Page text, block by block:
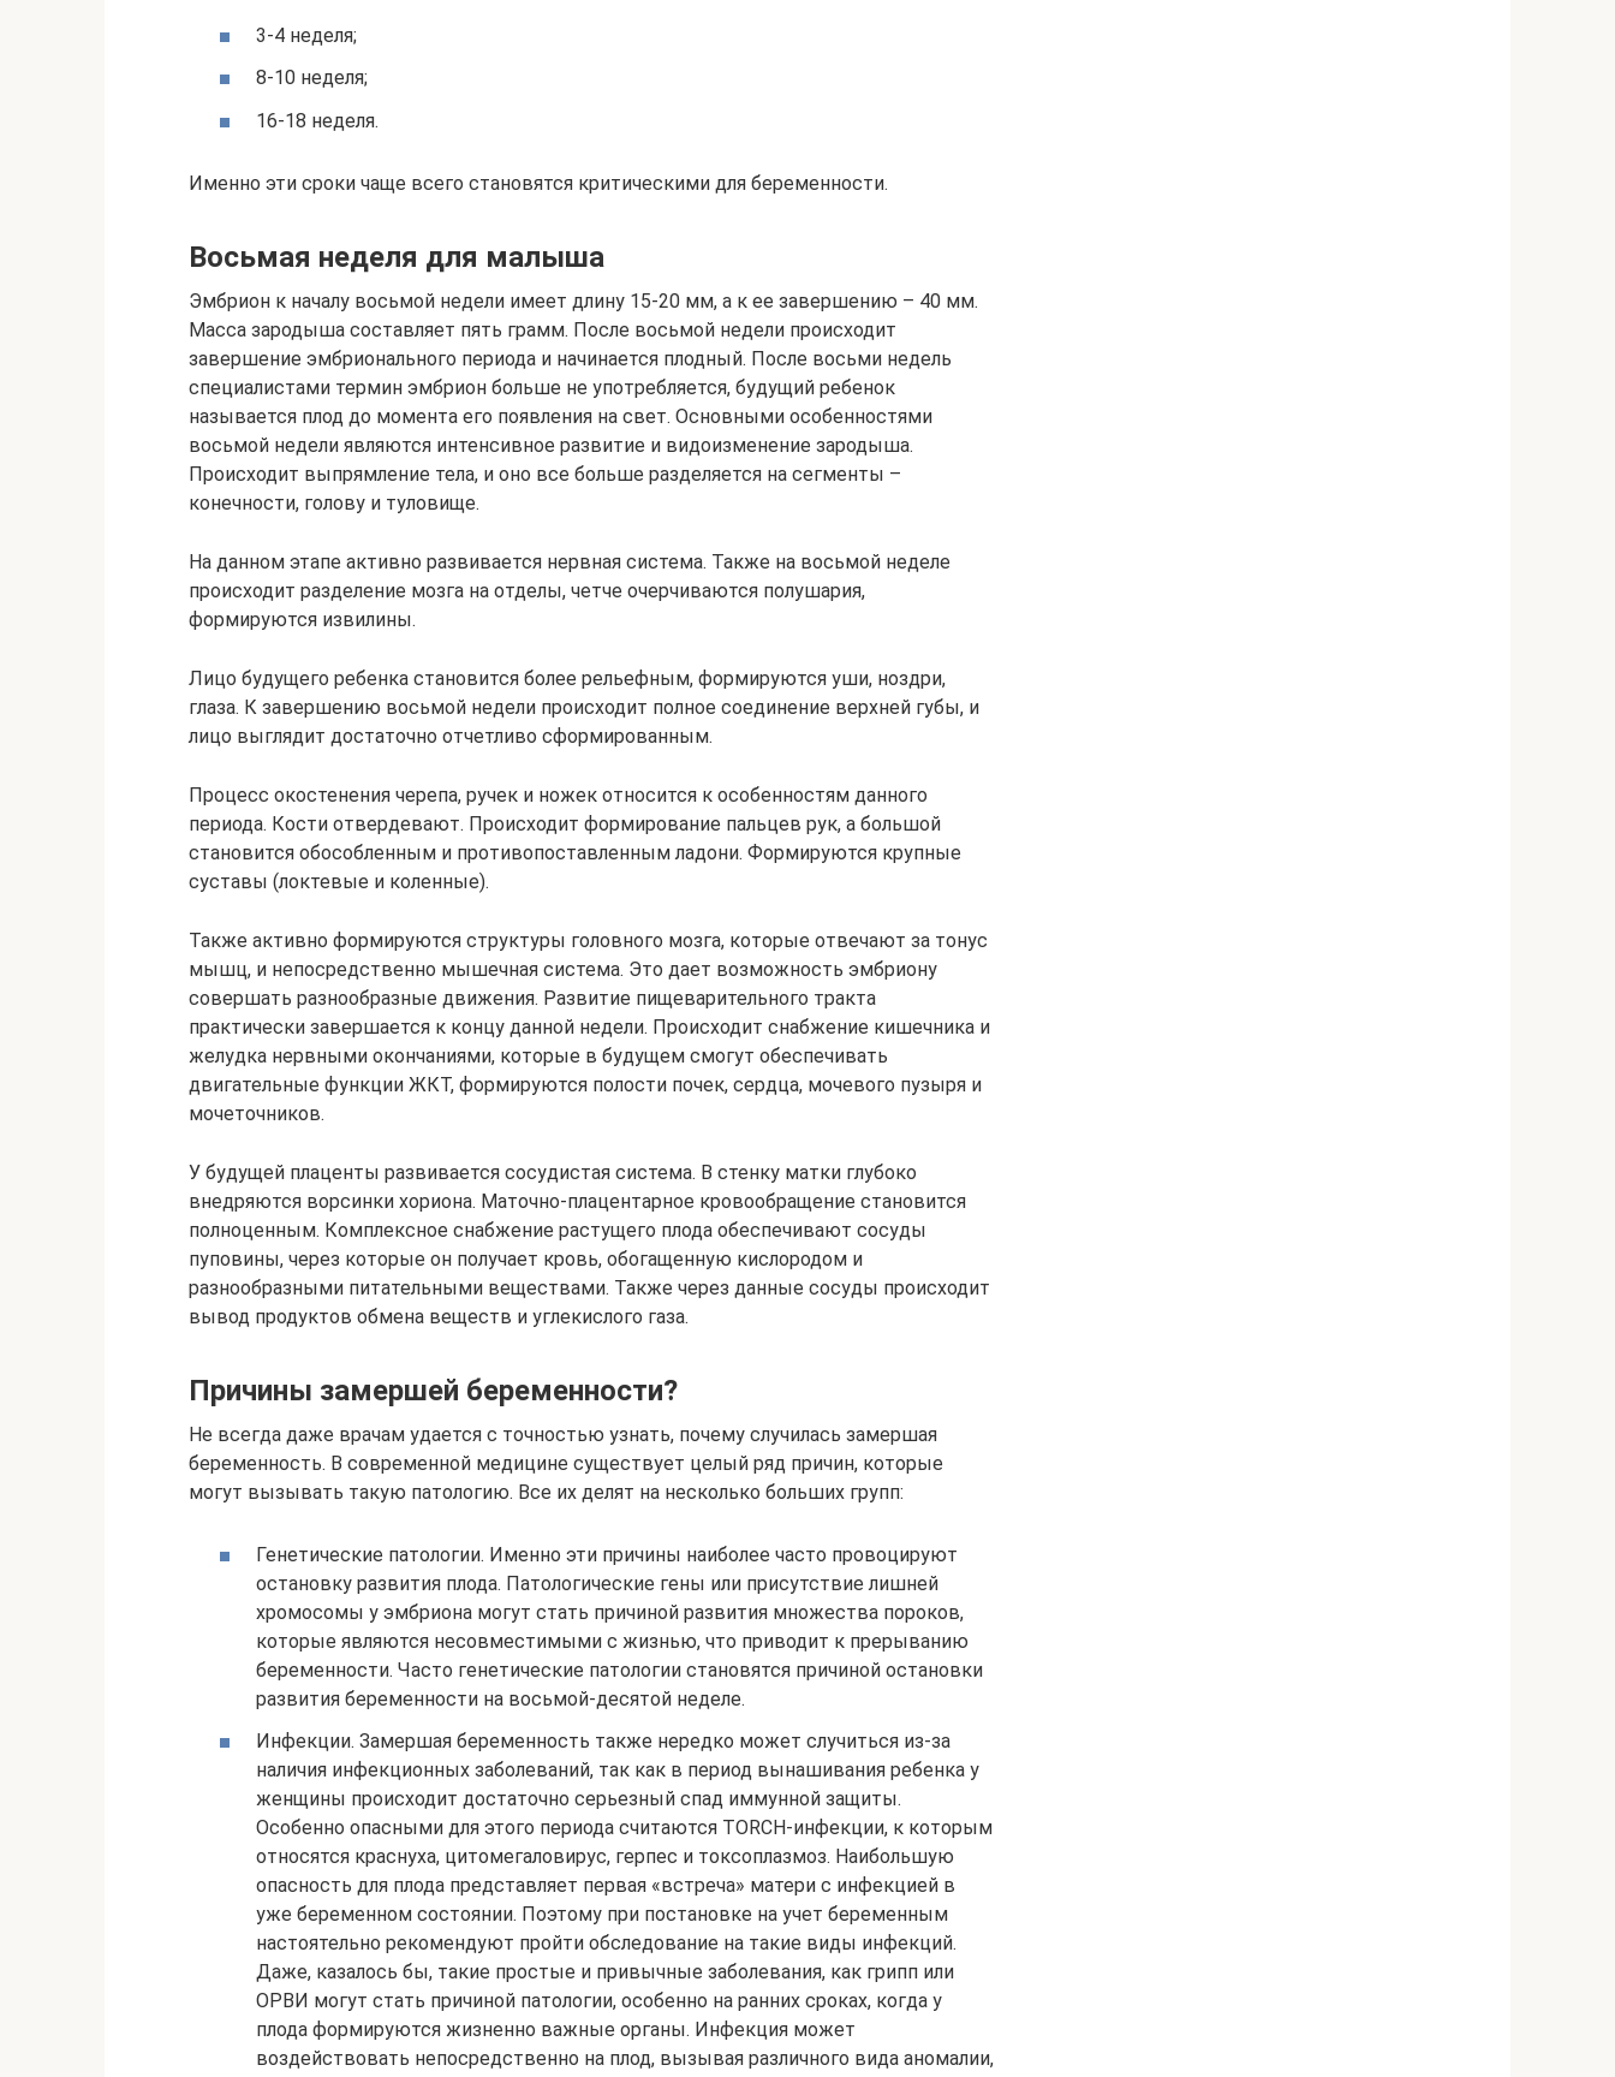
3-4 неделя;
8-10 неделя;
16-18 неделя.
Именно эти сроки чаще всего становятся критическими для беременности.
Восьмая неделя для малыша
Эмбрион к началу восьмой недели имеет длину 15-20 мм, а к ее завершению – 40 мм.
Масса зародыша составляет пять грамм. После восьмой недели происходит
завершение эмбрионального периода и начинается плодный. После восьми недель
специалистами термин эмбрион больше не употребляется, будущий ребенок
называется плод до момента его появления на свет. Основными особенностями
восьмой недели являются интенсивное развитие и видоизменение зародыша.
Происходит выпрямление тела, и оно все больше разделяется на сегменты –
конечности, голову и туловище.
На данном этапе активно развивается нервная система. Также на восьмой неделе
происходит разделение мозга на отделы, четче очерчиваются полушария,
формируются извилины.
Лицо будущего ребенка становится более рельефным, формируются уши, ноздри,
глаза. К завершению восьмой недели происходит полное соединение верхней губы, и
лицо выглядит достаточно отчетливо сформированным.
Процесс окостенения черепа, ручек и ножек относится к особенностям данного
периода. Кости отвердевают. Происходит формирование пальцев рук, а большой
становится обособленным и противопоставленным ладони. Формируются крупные
суставы (локтевые и коленные).
Также активно формируются структуры головного мозга, которые отвечают за тонус
мышц, и непосредственно мышечная система. Это дает возможность эмбриону
совершать разнообразные движения. Развитие пищеварительного тракта
практически завершается к концу данной недели. Происходит снабжение кишечника и
желудка нервными окончаниями, которые в будущем смогут обеспечивать
двигательные функции ЖКТ, формируются полости почек, сердца, мочевого пузыря и
мочеточников.
У будущей плаценты развивается сосудистая система. В стенку матки глубоко
внедряются ворсинки хориона. Маточно-плацентарное кровообращение становится
полноценным. Комплексное снабжение растущего плода обеспечивают сосуды
пуповины, через которые он получает кровь, обогащенную кислородом и
разнообразными питательными веществами. Также через данные сосуды происходит
вывод продуктов обмена веществ и углекислого газа.
Причины замершей беременности?
Не всегда даже врачам удается с точностью узнать, почему случилась замершая
беременность. В современной медицине существует целый ряд причин, которые
могут вызывать такую патологию. Все их делят на несколько больших групп:
Генетические патологии. Именно эти причины наиболее часто провоцируют
остановку развития плода. Патологические гены или присутствие лишней
хромосомы у эмбриона могут стать причиной развития множества пороков,
которые являются несовместимыми с жизнью, что приводит к прерыванию
беременности. Часто генетические патологии становятся причиной остановки
развития беременности на восьмой-десятой неделе.
Инфекции. Замершая беременность также нередко может случиться из-за
наличия инфекционных заболеваний, так как в период вынашивания ребенка у
женщины происходит достаточно серьезный спад иммунной защиты.
Особенно опасными для этого периода считаются ТORCH-инфекции, к которым
относятся краснуха, цитомегаловирус, герпес и токсоплазмоз. Наибольшую
опасность для плода представляет первая «встреча» матери с инфекцией в
уже беременном состоянии. Поэтому при постановке на учет беременным
настоятельно рекомендуют пройти обследование на такие виды инфекций.
Даже, казалось бы, такие простые и привычные заболевания, как грипп или
ОРВИ могут стать причиной патологии, особенно на ранних сроках, когда у
плода формируются жизненно важные органы. Инфекция может
воздействовать непосредственно на плод, вызывая различного вида аномалии,